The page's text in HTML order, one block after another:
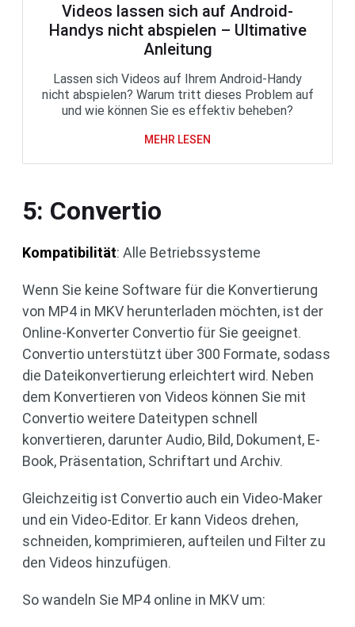
Videos lassen sich auf Android-
Handys nicht abspielen – Ultimative
Anleitung
Lassen sich Videos auf Ihrem Android-Handy
nicht abspielen? Warum tritt dieses Problem auf
und wie können Sie es effektiv beheben?
MEHR LESEN
5: Convertio
Kompatibilität: Alle Betriebssysteme
Wenn Sie keine Software für die Konvertierung
von MP4 in MKV herunterladen möchten, ist der
Online-Konverter Convertio für Sie geeignet.
Convertio unterstützt über 300 Formate, sodass
die Dateikonvertierung erleichtert wird. Neben
dem Konvertieren von Videos können Sie mit
Convertio weitere Dateitypen schnell
konvertieren, darunter Audio, Bild, Dokument, E-
Book, Präsentation, Schriftart und Archiv.
Gleichzeitig ist Convertio auch ein Video-Maker
und ein Video-Editor. Er kann Videos drehen,
schneiden, komprimieren, aufteilen und Filter zu
den Videos hinzufügen.
So wandeln Sie MP4 online in MKV um: